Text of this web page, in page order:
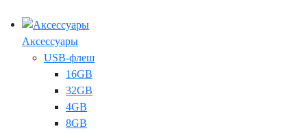
Аксессуары
USB-флеш
16GB
32GB
4GB
8GB